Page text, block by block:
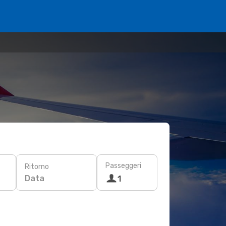
Ritorno
Data
Passeggeri
1